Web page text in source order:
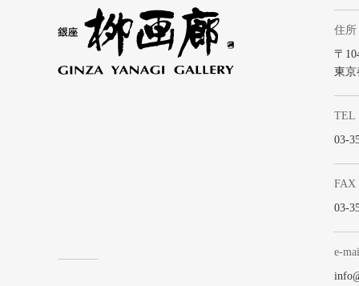
住所
〒
東京
TEL
03-
FAX
03-
e-